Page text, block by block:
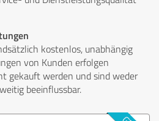
kostenlos, unabhängig
von Kunden erfolgen
gekauft werden und sind weder
beeinflussbar.